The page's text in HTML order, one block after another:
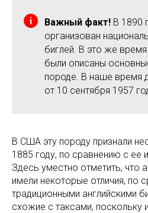
Важный факт! В 1890
организован
биглей. В это же
были описаны
породе. В наше время
от 10 сентября 1957
В США эту породу признали
1885 году, по сравнению с ее
Здесь уместно отметить, что
имели некоторые отличия, по
традиционными английскими
схожие с таксами, поскольку